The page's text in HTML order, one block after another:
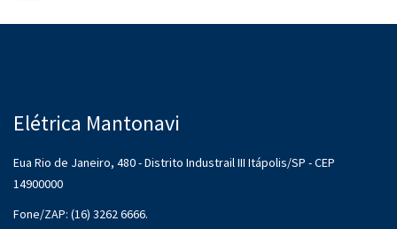
Elétrica Mantonavi
Eua Rio de Janeiro, 480 - Distrito Industrail III Itápolis/SP - CEP
14900000
Fone/ZAP: (16) 3262 6666.